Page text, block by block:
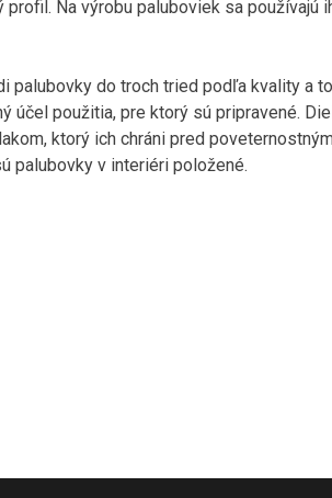
Na výrobu paluboviek sa používajú
do troch tried podľa kvality a
použitia, pre ktorý sú pripravené.
ktorý ich chráni pred
palubovky v interiéri položené.